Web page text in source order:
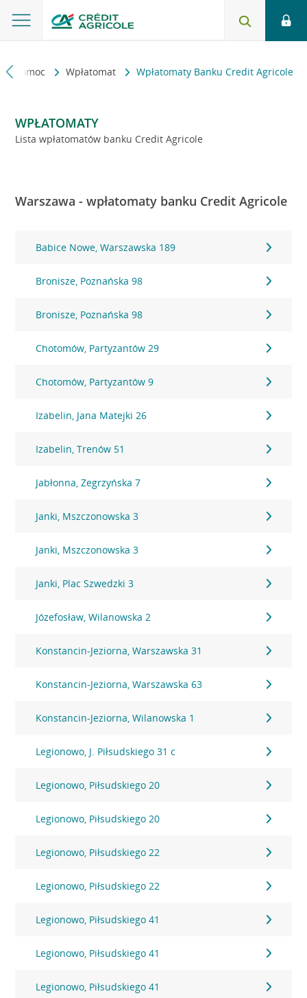
i pomoc Wpłatomat Wpłatomaty Banku Credit Agricole
WPŁATOMATY
Lista wpłatomatów banku Credit Agricole
Warszawa - wpłatomaty banku Credit Agricole
Babice Nowe, Warszawska 189
Bronisze, Poznańska 98
Bronisze, Poznańska 98
Chotomów, Partyzantów 29
Chotomów, Partyzantów 9
Izabelin, Jana Matejki 26
Izabelin, Trenów 51
Jabłonna, Zegrzyńska 7
Janki, Mszczonowska 3
Janki, Mszczonowska 3
Janki, Plac Szwedzki 3
Józefosław, Wilanowska 2
Konstancin-Jeziorna, Warszawska 31
Konstancin-Jeziorna, Warszawska 63
Konstancin-Jeziorna, Wilanowska 1
Legionowo, J. Piłsudskiego 31 c
Legionowo, Piłsudskiego 20
Legionowo, Piłsudskiego 20
Legionowo, Piłsudskiego 22
Legionowo, Piłsudskiego 22
Legionowo, Piłsudskiego 41
Legionowo, Piłsudskiego 41
Legionowo, Piłsudskiego 41